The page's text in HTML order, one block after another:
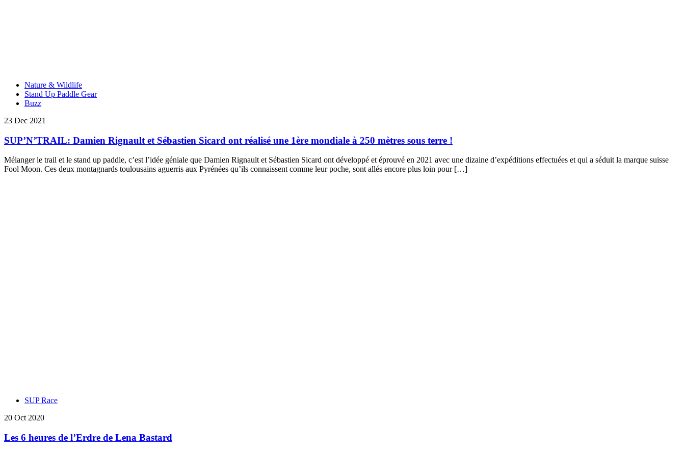
Nature & Wildlife
Stand Up Paddle Gear
Buzz
23 Dec 2021
SUP’N’TRAIL: Damien Rignault et Sébastien Sicard ont réalisé une 1ère mondiale à 250 mètres sous terre !
Mélanger le trail et le stand up paddle, c’est l’idée géniale que Damien Rignault et Sébastien Sicard ont développé et éprouvé en 2021 avec une dizaine d’expéditions effectuées et qui a séduit la marque suisse
Fool Moon. Ces deux montagnards toulousains aguerris aux Pyrénées qu’ils connaissent comme leur poche, sont allés encore plus loin pour […]
SUP Race
20 Oct 2020
Les 6 heures de l’Erdre de Lena Bastard